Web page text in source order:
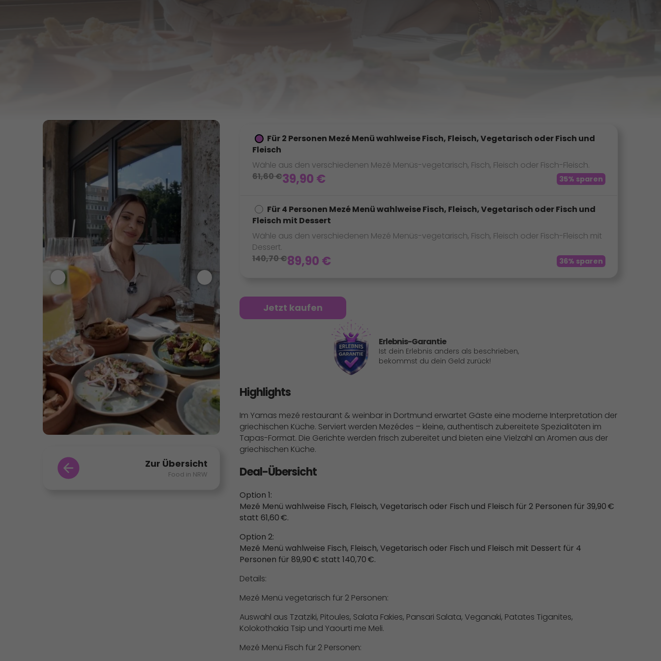
Zur Übersicht
Food in NRW
Für 2 Personen Mezé Menü wahlweise Fisch, Fleisch, Vegetarisch oder Fisch und
Fleisch
Wähle aus den verschiedenen Mezé Menüs-vegetarisch, Fisch, Fleisch oder Fisch-Fleisch.
61,60€39,90 € 35% sparen
Für 4 Personen Mezé Menü wahlweise Fisch, Fleisch, Vegetarisch oder Fisch und
Fleisch mit Dessert
Wähle aus den verschiedenen Mezé Menüs-vegetarisch, Fisch, Fleisch oder Fisch-Fleisch mit
Dessert.
140,70€89,90 € 36% sparen
Jetzt kaufen
Erlebnis-Garantie
Ist dein Erlebnis anders als beschrieben,
bekommst du dein Geld zurück!
Highlights
Im Yamas mezé restaurant & weinbar in Dortmund erwartet Gäste eine moderne Interpretation der
griechischen Küche. Serviert werden Mezédes – kleine, authentisch zubereitete Spezialitäten im
Tapas-Format. Die Gerichte werden frisch zubereitet und bieten eine Vielzahl an Aromen aus der
griechischen Küche.
Deal-Übersicht
Option 1:
Mezé Menü wahlweise Fisch, Fleisch, Vegetarisch oder Fisch und Fleisch für 2 Personen für 39,90 €
statt 61,60 €.
Option 2:
Mezé Menü wahlweise Fisch, Fleisch, Vegetarisch oder Fisch und Fleisch mit Dessert für 4
Personen für 89,90 € statt 140,70 €.
Details:
Mezé Menü vegetarisch für 2 Personen:
Auswahl aus Tzatziki, Pitoules, Salata Fakies, Pansari Salata, Veganaki, Patates Tiganites,
Kolokothakia Tsip und Yaourti me Meli.
Mezé Menü Fisch für 2 Personen: